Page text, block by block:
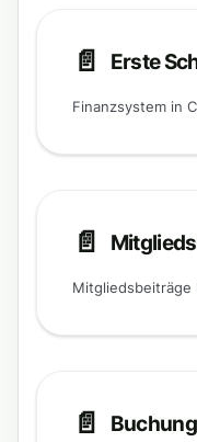
📄️ Erste
📄️
📄️